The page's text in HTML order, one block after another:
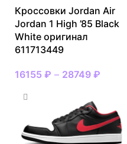
Кроссовки Jordan Air
Jordan 1 High ’85 Black
White оригинал
611713449
16155 ₽ – 28749 ₽